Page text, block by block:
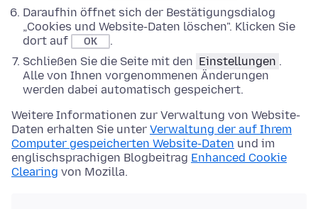
Daraufhin öffnet sich der Bestätigungsdialog
„Cookies und Website-Daten löschen". Klicken Sie
dort auf
OK
.
Schließen Sie die Seite mit den Einstellungen .
Alle von Ihnen vorgenommenen Änderungen
werden dabei automatisch gespeichert.
Weitere Informationen zur Verwaltung von Website-
Daten erhalten Sie unter Verwaltung der auf Ihrem
Computer gespeicherten Website-Daten und im
englischsprachigen Blogbeitrag Enhanced Cookie
Clearing von Mozilla.